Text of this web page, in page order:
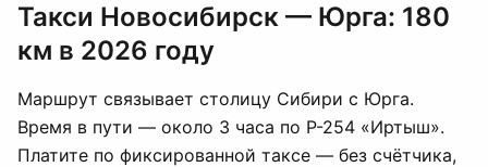
Такси Новосибирск — Юрга: 180
км в 2026 году
Маршрут связывает столицу Сибири с Юрга.
Время в пути — около 3 часа по Р-254 «Иртыш».
Платите по фиксированной таксе — без счётчика,